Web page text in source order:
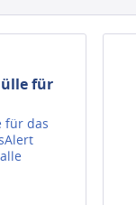
für
für das